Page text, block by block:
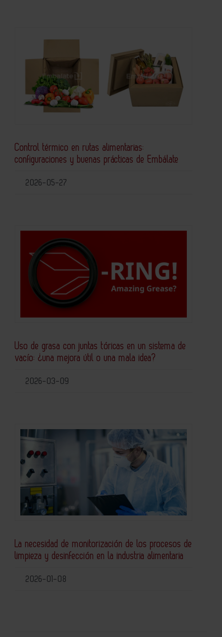
Control térmico en rutas alimentarias:
configuraciones y buenas prácticas de Embálate
2026-05-27
Uso de grasa con juntas tóricas en un sistema de
vacío: ¿una mejora útil o una mala idea?
2026-03-09
La necesidad de monitorización de los procesos de
limpieza y desinfección en la industria alimentaria
2026-01-08